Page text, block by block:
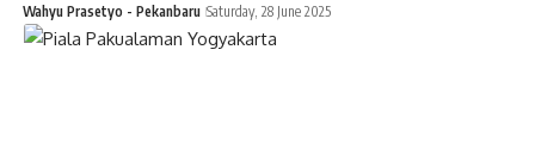
Wahyu Prasetyo - Pekanbaru Saturday, 28 June 2025